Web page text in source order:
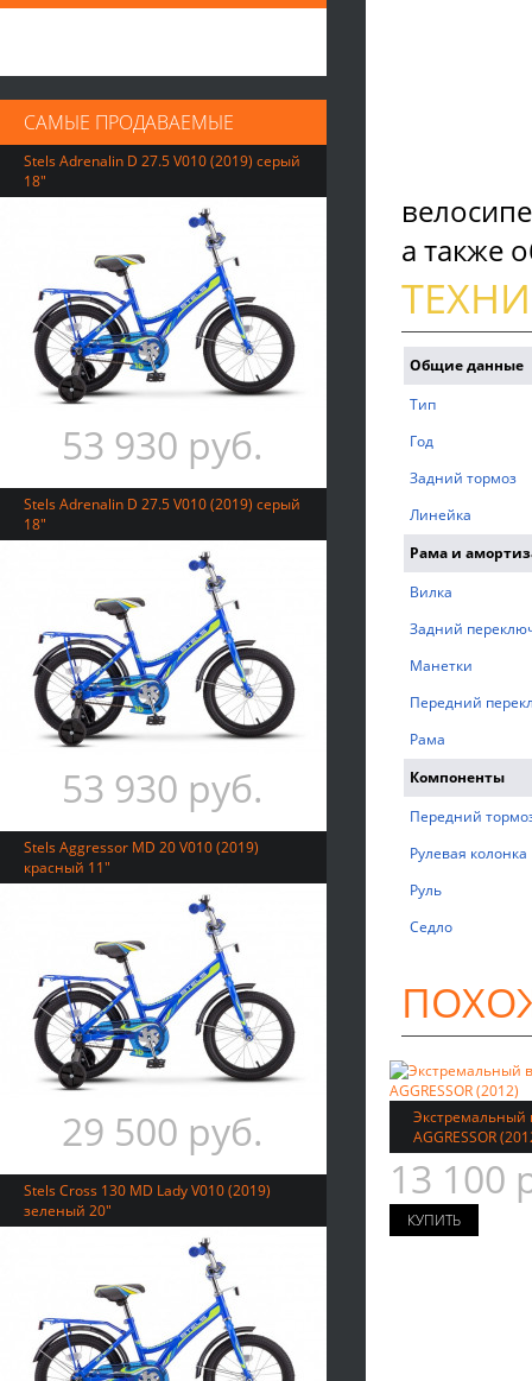
САМЫЕ ПРОДАВАЕМЫЕ
Stels Adrenalin D 27.5 V010 (2019) серый
18"
53 930 руб.
Stels Adrenalin D 27.5 V010 (2019) серый
18"
53 930 руб.
Stels Aggressor MD 20 V010 (2019)
красный 11"
29 500 руб.
Stels Cross 130 MD Lady V010 (2019)
зеленый 20"
а также
Общие данные
Tип
Год
Задний тормоз
Линейка
Рама и
Вилка
Задний
Манетки
Передний
Рама
Компоненты
Передний
Рулевая колонка
Руль
Седло
Экстремальный
AGGRESSOR
13 100